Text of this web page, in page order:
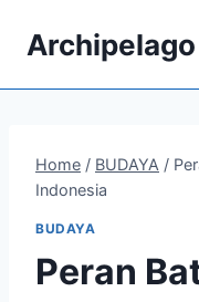
Home / BUDAYA /
Indonesia
BUDAYA
Peran